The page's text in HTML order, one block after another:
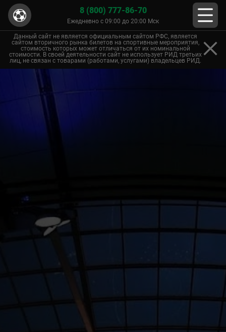
8 (800) 777-86-70
Ежедневно с 09:00 до 20:00 Мск
Данный сайт не является официальным сайтом РФС, является
сайтом вторичного рынка билетов на спортивные мероприятия,
стоимость которых может отличаться от их номинальной
стоимости. В своей деятельности сайт не использует РИД третьих
лиц, не связан с товарами (работами, услугами) владельцев РИД.